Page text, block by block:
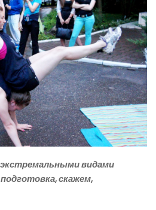
видами
скажем,